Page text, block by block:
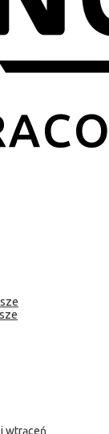
wtrąceń